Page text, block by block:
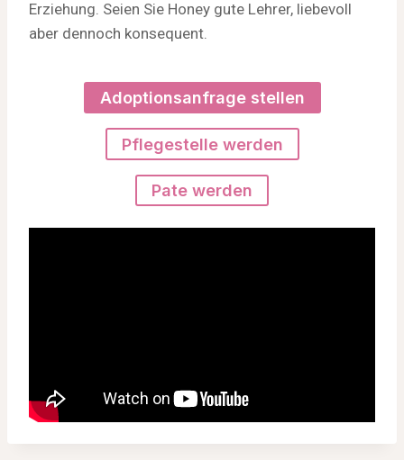
Erziehung. Seien Sie Honey gute Lehrer, liebevoll
aber dennoch konsequent.
Adoptionsanfrage stellen
Pflegestelle werden
Pate werden